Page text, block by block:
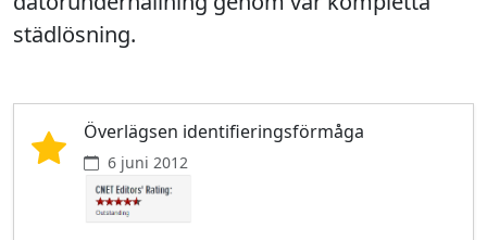
städlösning.
Överlägsen identifieringsförmåga
6 juni 2012